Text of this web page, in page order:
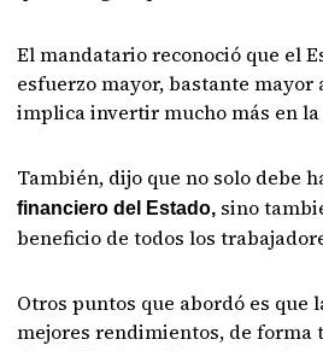
El mandatario reconoció que el
esfuerzo mayor, bastante mayor
implica invertir mucho más en
También, dijo que no solo debe
financiero del Estado, sino
beneficio de todos los
Otros puntos que abordó es que
mejores rendimientos, de forma